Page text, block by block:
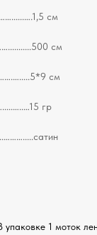
см
см
см
гр
упаковке 1 моток